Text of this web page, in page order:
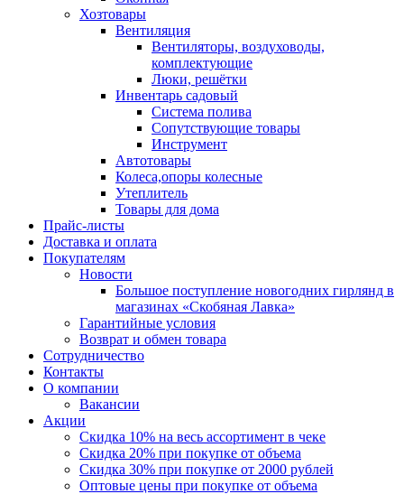
Хозтовары
Вентиляция
Вентиляторы, воздуховоды,
комплектующие
Люки, решётки
Инвентарь садовый
Система полива
Сопутствующие товары
Инструмент
Автотовары
Колеса,опоры колесные
Утеплитель
Товары для дома
Прайс-листы
Доставка и оплата
Покупателям
Новости
Большое поступление новогодних гирлянд в
магазинах «Скобяная Лавка»
Гарантийные условия
Возврат и обмен товара
Сотрудничество
Контакты
О компании
Вакансии
Акции
Скидка 10% на весь ассортимент в чеке
Скидка 20% при покупке от объема
Скидка 30% при покупке от 2000 рублей
Оптовые цены при покупке от объема